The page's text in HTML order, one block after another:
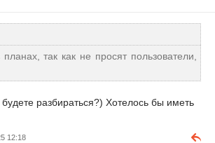
так как не просят пользователи,
разбираться?) Хотелось бы иметь
12:18